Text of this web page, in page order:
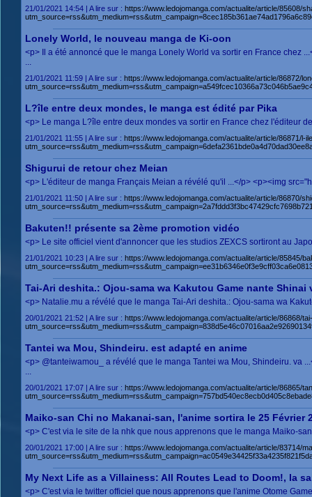
21/01/2021 14:54 | A lire sur : https://www.ledojomanga.com/actualite/article/85608/
Lonely World, le nouveau manga de Ki-oon
<p> Il a été annoncé que le manga Lonely World va sortir en France chez
...
21/01/2021 11:59 | A lire sur : https://www.ledojomanga.com/actualite/article/86872/
L?île entre deux mondes, le manga est édité par Pika
<p> Le manga L?île entre deux mondes va sortir en France chez l'éditeur
21/01/2021 11:55 | A lire sur : https://www.ledojomanga.com/actualite/article/86871/
Shigurui de retour chez Meian
<p> L'éditeur de manga Français Meian a révélé qu'il ...</p> <p><img
21/01/2021 11:50 | A lire sur : https://www.ledojomanga.com/actualite/article/86870/
Bakuten!! présente sa 2ème promotion vidéo
<p> Le site officiel vient d'annoncer que les studios ZEXCS sortiront au
21/01/2021 10:23 | A lire sur : https://www.ledojomanga.com/actualite/article/85845/
Tai-Ari deshita.: Ojou-sama wa Kakutou Game nante Shinai
<p> Natalie.mu a révélé que le manga Tai-Ari deshita.: Ojou-sama wa
20/01/2021 21:52 | A lire sur : https://www.ledojomanga.com/actualite/article/86868/
Tantei wa Mou, Shindeiru. est adapté en anime
<p> @tanteiwamou_ a révélé que le manga Tantei wa Mou, Shindeiru. va
...
20/01/2021 17:07 | A lire sur : https://www.ledojomanga.com/actualite/article/86865/
Maiko-san Chi no Makanai-san, l'anime sortira le 25 Février
<p> C'est via le site de la nhk que nous apprenons que le manga Maiko-
20/01/2021 17:00 | A lire sur : https://www.ledojomanga.com/actualite/article/83714/
My Next Life as a Villainess: All Routes Lead to Doom!, la
<p> C'est via le twitter officiel que nous apprenons que l'anime Otome